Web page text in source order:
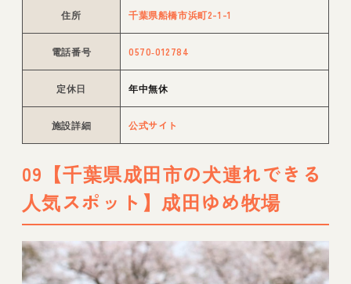
住所 千葉県船橋市浜町2-1-1
電話番号 0570‑012784
定休日 年中無休
施設詳細 公式サイト
09【千葉県成田市の犬連れできる
人気スポット】成田ゆめ牧場